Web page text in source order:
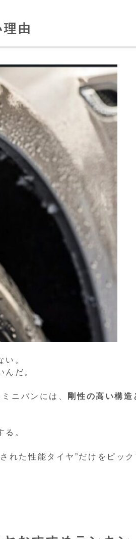
由
い。
んだ。
ニバンには、 剛性の高い構造
る。
れた性能タイヤ”だけをピッ